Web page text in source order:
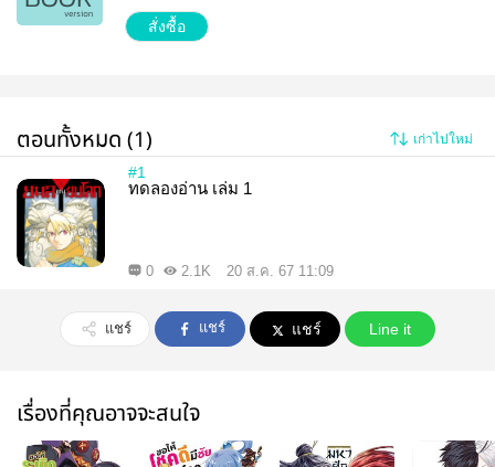
สั่งซื้อ
ตอนทั้งหมด (1) เก่าไปใหม่
#1
ทดลองอ่าน เล่ม 1
0 2.1K 20 ส.ค. 67 11:09
แชร์ แชร์ แชร์ Line it
เรื่องที่คุณอาจจะสนใจ